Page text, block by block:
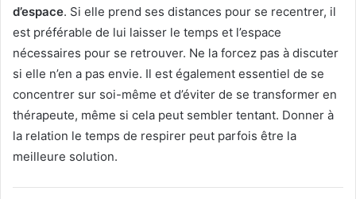
d’espace. Si elle prend ses distances pour se recentrer, il
est préférable de lui laisser le temps et l’espace
nécessaires pour se retrouver. Ne la forcez pas à discuter
si elle n’en a pas envie. Il est également essentiel de se
concentrer sur soi-même et d’éviter de se transformer en
thérapeute, même si cela peut sembler tentant. Donner à
la relation le temps de respirer peut parfois être la
meilleure solution.